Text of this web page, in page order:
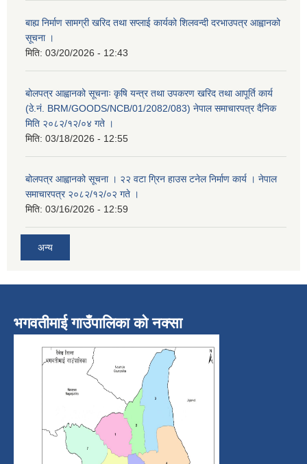
बाह्य निर्माण सामग्री खरिद तथा सप्लाई कार्यको शिलवन्दी दरभाउपत्र आह्वानको
सूचना ।
मिति: 03/20/2026 - 12:43
बोलपत्र आह्वानको सूचनाः कृषि यन्त्र तथा उपकरण खरिद तथा आपूर्ति कार्य
(ठे.नं. BRM/GOODS/NCB/01/2082/083) नेपाल समाचारपत्र दैनिक
मिति २०८२/१२/०४ गते ।
मिति: 03/18/2026 - 12:55
बोलपत्र आह्वानको सूचना । २२ वटा ग्रिन हाउस टनेल निर्माण कार्य । नेपाल
समाचारपत्र २०८२/१२/०२ गते ।
मिति: 03/16/2026 - 12:59
अन्य
भगवतीमाई गाउँपालिका को नक्सा